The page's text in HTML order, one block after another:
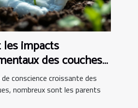
impacts
des couches
de conscience croissante des
nombreux sont les parents